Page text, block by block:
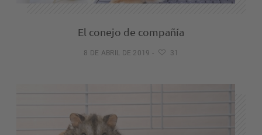
El conejo de compañía
8 DE ABRIL DE 2019 - 31